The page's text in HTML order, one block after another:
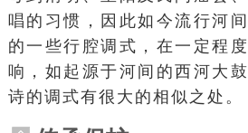
唱的习惯，因此如今流行河
的一些行腔调式，在一定程
响，如起源于河间的西河大
诗的调式有很大的相似之处。